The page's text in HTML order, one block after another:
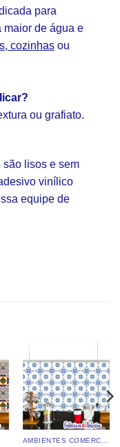
para
maior de água e
cozinhas ou
ou grafiato.
são lisos e sem
vinílico
equipe de
AMBIENTES COMERCIAIS